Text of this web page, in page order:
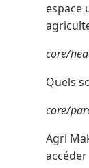
espace
core/
Quels
core/
Agri